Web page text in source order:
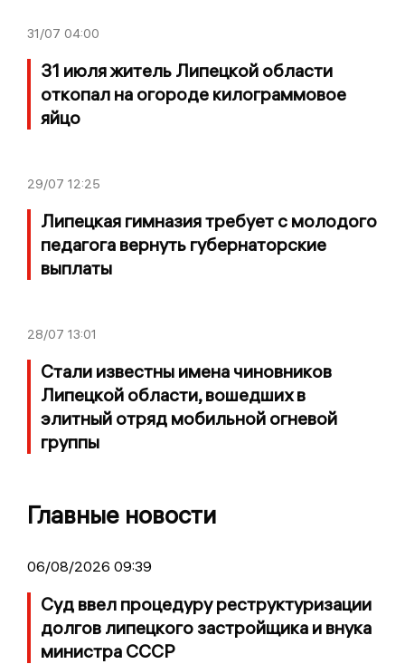
31/07 04:00
31 июля житель Липецкой области
откопал на огороде килограммовое
яйцо
29/07 12:25
Липецкая гимназия требует с молодого
педагога вернуть губернаторские
выплаты
28/07 13:01
Стали известны имена чиновников
Липецкой области, вошедших в
элитный отряд мобильной огневой
группы
Главные новости
06/08/2026 09:39
Суд ввел процедуру реструктуризации
долгов липецкого застройщика и внука
министра СССР